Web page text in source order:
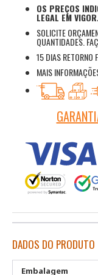
OS PREÇOS
LEGAL EM
SOLICITE
QUANTIDADES.
15 DIAS RETORNO
MAIS
DADOS DO PRODUTO
Embalagem